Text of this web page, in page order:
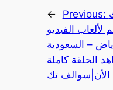
← Previous:
لألعاب الفيديو
– السعودية
الحلقة كاملة
الأن|سوالف تك